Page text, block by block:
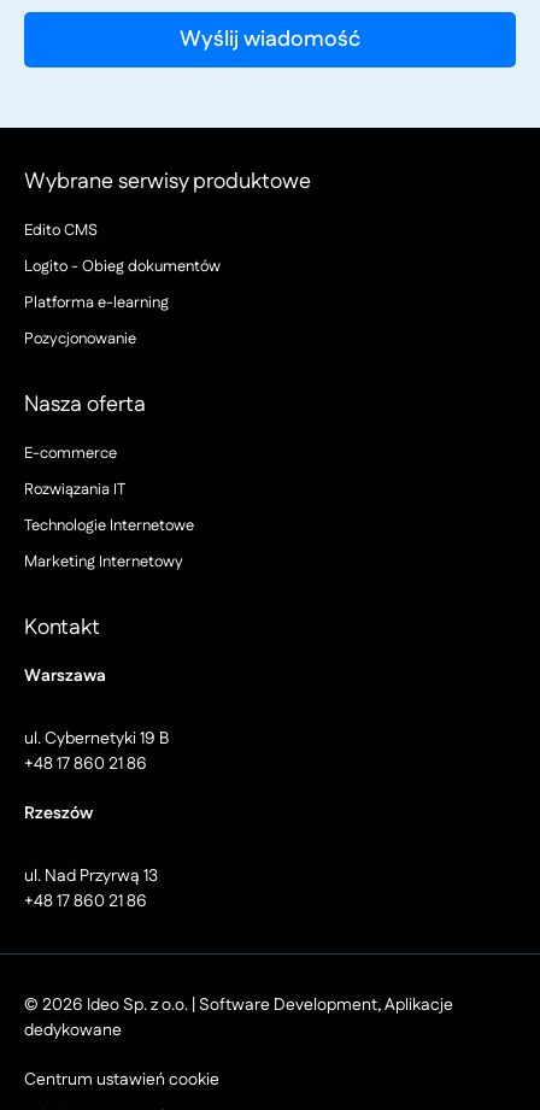
Wybrane serwisy produktowe
Edito CMS
Logito - Obieg dokumentów
Platforma e-learning
Pozycjonowanie
Nasza oferta
E-commerce
Rozwiązania IT
Technologie Internetowe
Marketing Internetowy
Kontakt
Warszawa
ul. Cybernetyki 19 B
+48 17 860 21 86
Rzeszów
ul. Nad Przyrwą 13
+48 17 860 21 86
© 2026 Ideo Sp. z o.o. | Software Development, Aplikacje
dedykowane
Centrum ustawień cookie